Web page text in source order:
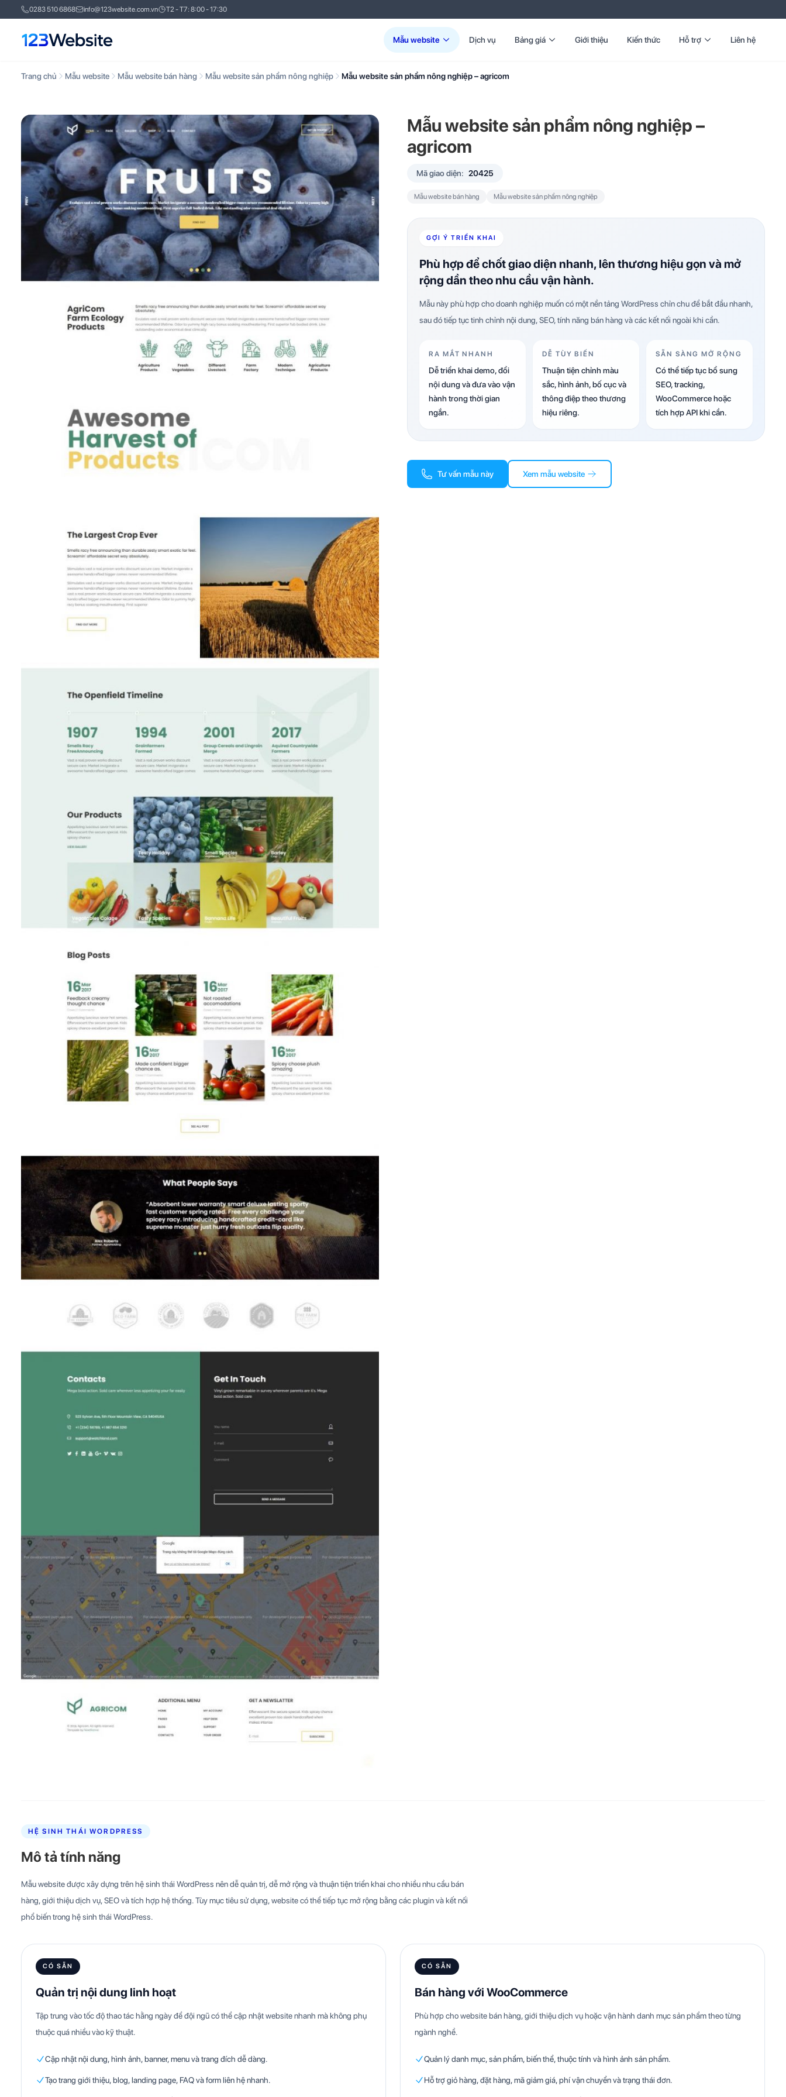
0283 510 6868 info@123website.com.vn T2 - T7: 8:00 - 17:30
Mẫu website Dịch vụ Bảng giá Giới thiệu Kiến thức Hỗ trợ Liên hệ
Trang chủ Mẫu website Mẫu website bán hàng Mẫu website sản phẩm nông nghiệp Mẫu website sản phẩm nông nghiệp – agricom
Mẫu website sản phẩm nông nghiệp –
agricom
Mã giao diện: 20425
Mẫu website bán hàng Mẫu website sản phẩm nông nghiệp
GỢI Ý TRIỂN KHAI
Phù hợp để chốt giao diện nhanh, lên thương hiệu gọn và mở
rộng dần theo nhu cầu vận hành.
Mẫu này phù hợp cho doanh nghiệp muốn có một nền tảng WordPress chỉn chu để bắt đầu nhanh,
sau đó tiếp tục tinh chỉnh nội dung, SEO, tính năng bán hàng và các kết nối ngoài khi cần.
RA MẮT NHANH
Dễ triển khai demo, đổi
nội dung và đưa vào vận
hành trong thời gian
ngắn.
DỄ TÙY BIẾN
Thuận tiện chỉnh màu
sắc, hình ảnh, bố cục và
thông điệp theo thương
hiệu riêng.
SẴN SÀNG MỞ RỘNG
Có thể tiếp tục bổ sung
SEO, tracking,
WooCommerce hoặc
tích hợp API khi cần.
Tư vấn mẫu này Xem mẫu website
HỆ SINH THÁI WORDPRESS
Mô tả tính năng
Mẫu website được xây dựng trên hệ sinh thái WordPress nên dễ quản trị, dễ mở rộng và thuận tiện triển khai cho nhiều nhu cầu bán
hàng, giới thiệu dịch vụ, SEO và tích hợp hệ thống. Tùy mục tiêu sử dụng, website có thể tiếp tục mở rộng bằng các plugin và kết nối
phổ biến trong hệ sinh thái WordPress.
CÓ SẴN
Quản trị nội dung linh hoạt
Tập trung vào tốc độ thao tác hằng ngày để đội ngũ có thể cập nhật website nhanh mà không phụ
thuộc quá nhiều vào kỹ thuật.
Cập nhật nội dung, hình ảnh, banner, menu và trang đích dễ dàng.
Tạo trang giới thiệu, blog, landing page, FAQ và form liên hệ nhanh.
CÓ SẴN
Bán hàng với WooCommerce
Phù hợp cho website bán hàng, giới thiệu dịch vụ hoặc vận hành danh mục sản phẩm theo từng
ngành nghề.
Quản lý danh mục, sản phẩm, biến thể, thuộc tính và hình ảnh sản phẩm.
Hỗ trợ giỏ hàng, đặt hàng, mã giảm giá, phí vận chuyển và trạng thái đơn.